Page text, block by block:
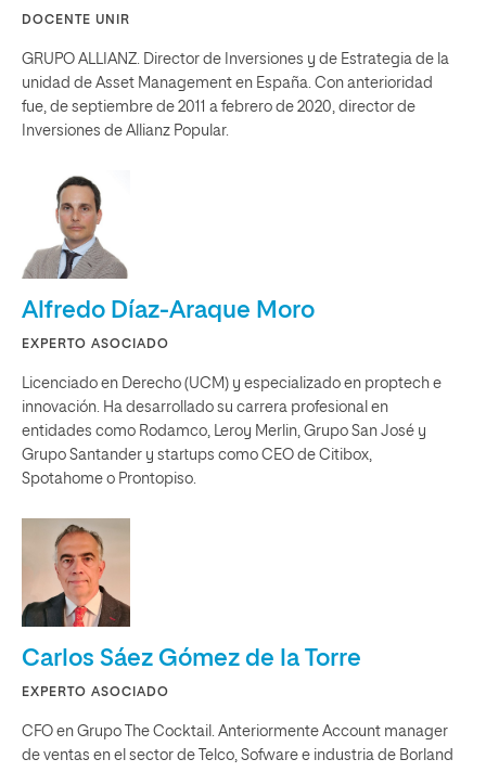
DOCENTE UNIR
GRUPO ALLIANZ. Director de Inversiones y de Estrategia de la
unidad de Asset Management en España. Con anterioridad
fue, de septiembre de 2011 a febrero de 2020, director de
Inversiones de Allianz Popular.
Alfredo Díaz-Araque Moro
EXPERTO ASOCIADO
Licenciado en Derecho (UCM) y especializado en proptech e
innovación. Ha desarrollado su carrera profesional en
entidades como Rodamco, Leroy Merlin, Grupo San José y
Grupo Santander y startups como CEO de Citibox,
Spotahome o Prontopiso.
Carlos Sáez Gómez de la Torre
EXPERTO ASOCIADO
CFO en Grupo The Cocktail. Anteriormente Account manager
de ventas en el sector de Telco, Sofware e industria de Borland